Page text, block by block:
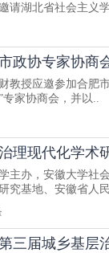
请湖北省社会主义
政协专家协商
教授应邀参加合肥
家协商会，并以..
理现代化学术
主办，安徽大学社
究基地、安徽省人
三届城乡基层